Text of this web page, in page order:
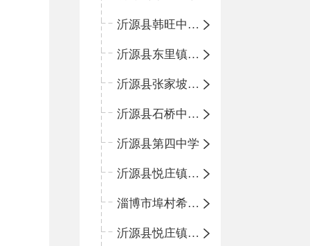
沂源县韩旺中心学校
沂源县东里镇中心小学
沂源县张家坡中心学校
沂源县石桥中心学校
沂源县第四中学
沂源县悦庄镇中心小学
淄博市埠村希望小学
沂源县悦庄镇青龙山小学